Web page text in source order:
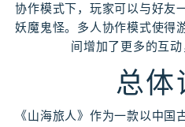
协作模式下，玩家可以与好友
妖魔鬼怪。多人协作模式使得
间增加了更多的互动
总体
《山海旅人》作为一款以中国